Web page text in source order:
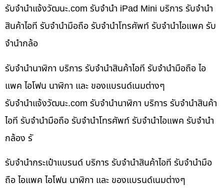
รับจํานําแจ้งวัฒนะ.com รับจำนำ iPad Mini บริการ รับจำนำ
สินค้าไอที รับจำนำมือถือ รับจำนำโทรศัพท์ รับจำนำไอแพค รับ
จำนำกล้อ
รับจำนำนาฬิกา บริการ รับจำนำสินค้าไอที รับจำนำมือถือ ไอ
แพค ไอโฟน นาฬิกา และ ของแบรนด์เนมต่างๆ
รับจํานําแจ้งวัฒนะ.com รับจำนำนาฬิกา บริการ รับจำนำสินค้า
ไอที รับจำนำมือถือ รับจำนำโทรศัพท์ รับจำนำไอแพค รับจำนำ
กล้อง รั
รับจำนำกระเป๋าแบรนด์ บริการ รับจำนำสินค้าไอที รับจำนำมือ
ถือ ไอแพค ไอโฟน นาฬิกา และ ของแบรนด์เนมต่างๆ